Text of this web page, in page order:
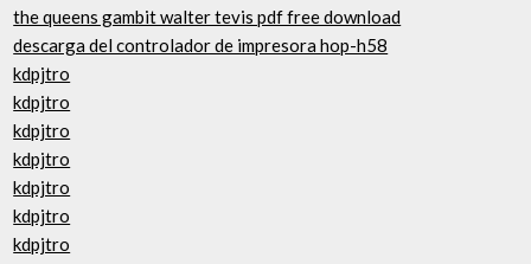
the queens gambit walter tevis pdf free download
descarga del controlador de impresora hop-h58
kdpjtro
kdpjtro
kdpjtro
kdpjtro
kdpjtro
kdpjtro
kdpjtro